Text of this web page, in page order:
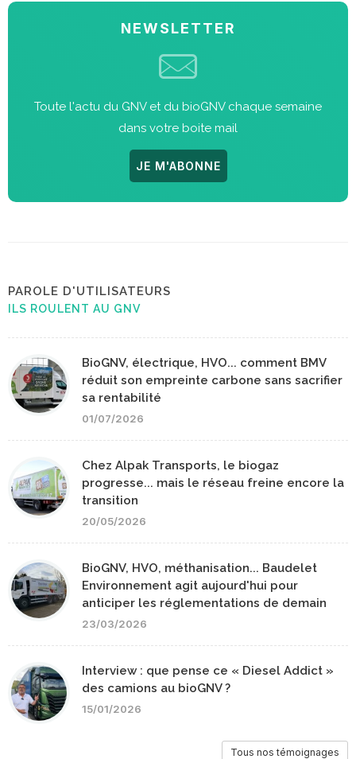
NEWSLETTER
Toute l'actu du GNV et du bioGNV chaque semaine
dans votre boite mail
JE M'ABONNE
PAROLE D'UTILISATEURS
ILS ROULENT AU GNV
BioGNV, électrique, HVO... comment BMV
réduit son empreinte carbone sans sacrifier
sa rentabilité
01/07/2026
Chez Alpak Transports, le biogaz
progresse... mais le réseau freine encore la
transition
20/05/2026
BioGNV, HVO, méthanisation... Baudelet
Environnement agit aujourd'hui pour
anticiper les réglementations de demain
23/03/2026
Interview : que pense ce « Diesel Addict »
des camions au bioGNV ?
15/01/2026
Tous nos témoignages